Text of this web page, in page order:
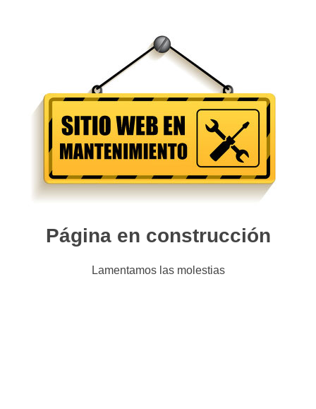
Página en construcción
Lamentamos las molestias